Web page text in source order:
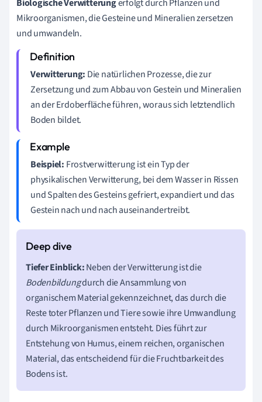
Biologische Verwitterungerfolgt durch Pflanzen und
Mikroorganismen, die Gesteine und Mineralien zersetzen
und umwandeln.
Verwitterung: Die natürlichen Prozesse, die zur
Zersetzung und zum Abbau von Gestein und Mineralien
an der Erdoberfläche führen, woraus sich letztendlich
Boden bildet.
Beispiel: Frostverwitterung ist ein Typ der
physikalischen Verwitterung, bei dem Wasser in Rissen
und Spalten des Gesteins gefriert, expandiert und das
Gestein nach und nach auseinandertreibt.
Tiefer Einblick:Neben der Verwitterung ist die
Bodenbildungdurch die Ansammlung von
organischem Material gekennzeichnet, das durch die
Reste toter Pflanzen und Tiere sowie ihre Umwandlung
durch Mikroorganismen entsteht. Dies führt zur
Entstehung von Humus, einem reichen, organischen
Material, das entscheidend für die Fruchtbarkeit des
Bodens ist.